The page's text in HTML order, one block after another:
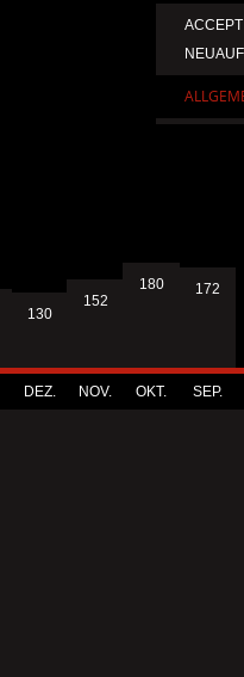
130
DEZ.
152
NOV.
180
OKT.
172
SEP.